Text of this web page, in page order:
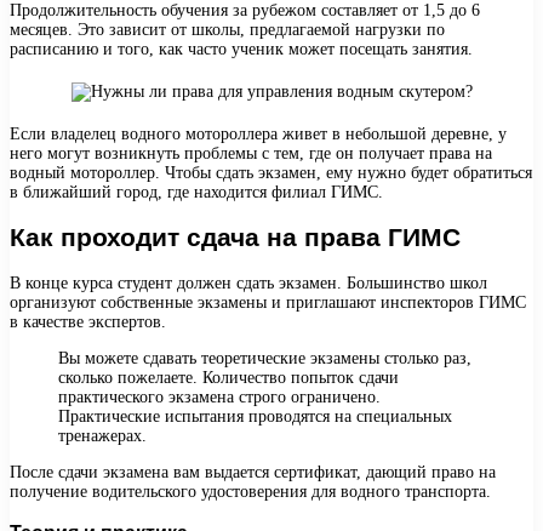
Продолжительность обучения за рубежом составляет от 1,5 до 6
месяцев. Это зависит от школы, предлагаемой нагрузки по
расписанию и того, как часто ученик может посещать занятия.
Если владелец водного мотороллера живет в небольшой деревне, у
него могут возникнуть проблемы с тем, где он получает права на
водный мотороллер. Чтобы сдать экзамен, ему нужно будет обратиться
в ближайший город, где находится филиал ГИМС.
Как проходит сдача на права ГИМС
В конце курса студент должен сдать экзамен. Большинство школ
организуют собственные экзамены и приглашают инспекторов ГИМС
в качестве экспертов.
Вы можете сдавать теоретические экзамены столько раз,
сколько пожелаете. Количество попыток сдачи
практического экзамена строго ограничено.
Практические испытания проводятся на специальных
тренажерах.
После сдачи экзамена вам выдается сертификат, дающий право на
получение водительского удостоверения для водного транспорта.